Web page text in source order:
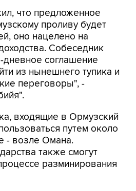
что предложенное
проливу будет
оно нацелено на
Собеседник
дневное соглашение
из нынешнего тупика и
переговоры", -
входящие в Ормузский
путем около
- возле Омана.
также смогут
разминирования